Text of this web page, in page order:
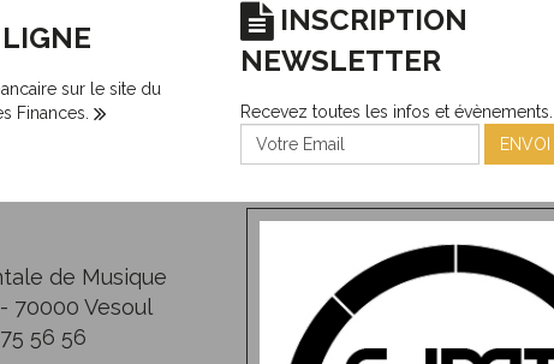
sur le site du
Finances.
INSCRIPTION
NEWSLETTER
Recevez toutes les infos et évènements.
ENVOI
de Musique
70000 Vesoul
56 56